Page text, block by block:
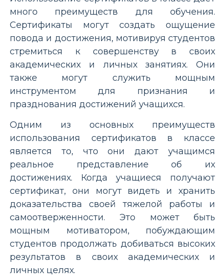
много преимуществ для обучения.
Сертификаты могут создать ощущение
повода и достижения, мотивируя студентов
стремиться к совершенству в своих
академических и личных занятиях. Они
также могут служить мощным
инструментом для признания и
празднования достижений учащихся.
Одним из основных преимуществ
использования сертификатов в классе
является то, что они дают учащимся
реальное представление об их
достижениях. Когда учащиеся получают
сертификат, они могут видеть и хранить
доказательства своей тяжелой работы и
самоотверженности. Это может быть
мощным мотиватором, побуждающим
студентов продолжать добиваться высоких
результатов в своих академических и
личных целях.